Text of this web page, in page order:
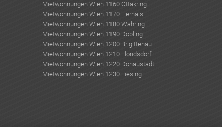
Mietwohnungen Wien 1160 Ottakring
Mietwohnungen Wien 1170 Hernals
Mietwohnungen Wien 1180 Währing
Mietwohnungen Wien 1190 Döbling
Mietwohnungen Wien 1200 Brigittenau
Mietwohnungen Wien 1210 Floridsdorf
Mietwohnungen Wien 1220 Donaustadt
Mietwohnungen Wien 1230 Liesing